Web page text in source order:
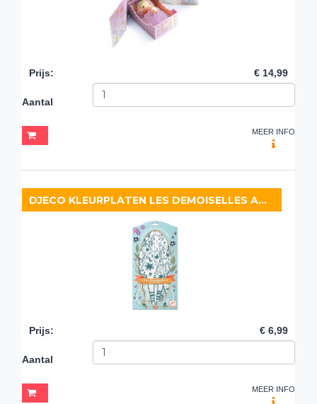
Prijs: € 14,99
Aantal
MEER INFO
DJECO KLEURPLATEN LES DEMOISELLES ANGÈLE
Prijs: € 6,99
Aantal
MEER INFO